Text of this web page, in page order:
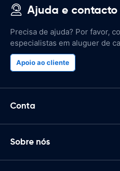
Ajuda e contacto
Precisa de ajuda? Por favor,
especialistas em aluguer de
Apoio ao cliente
Conta
Sobre nós